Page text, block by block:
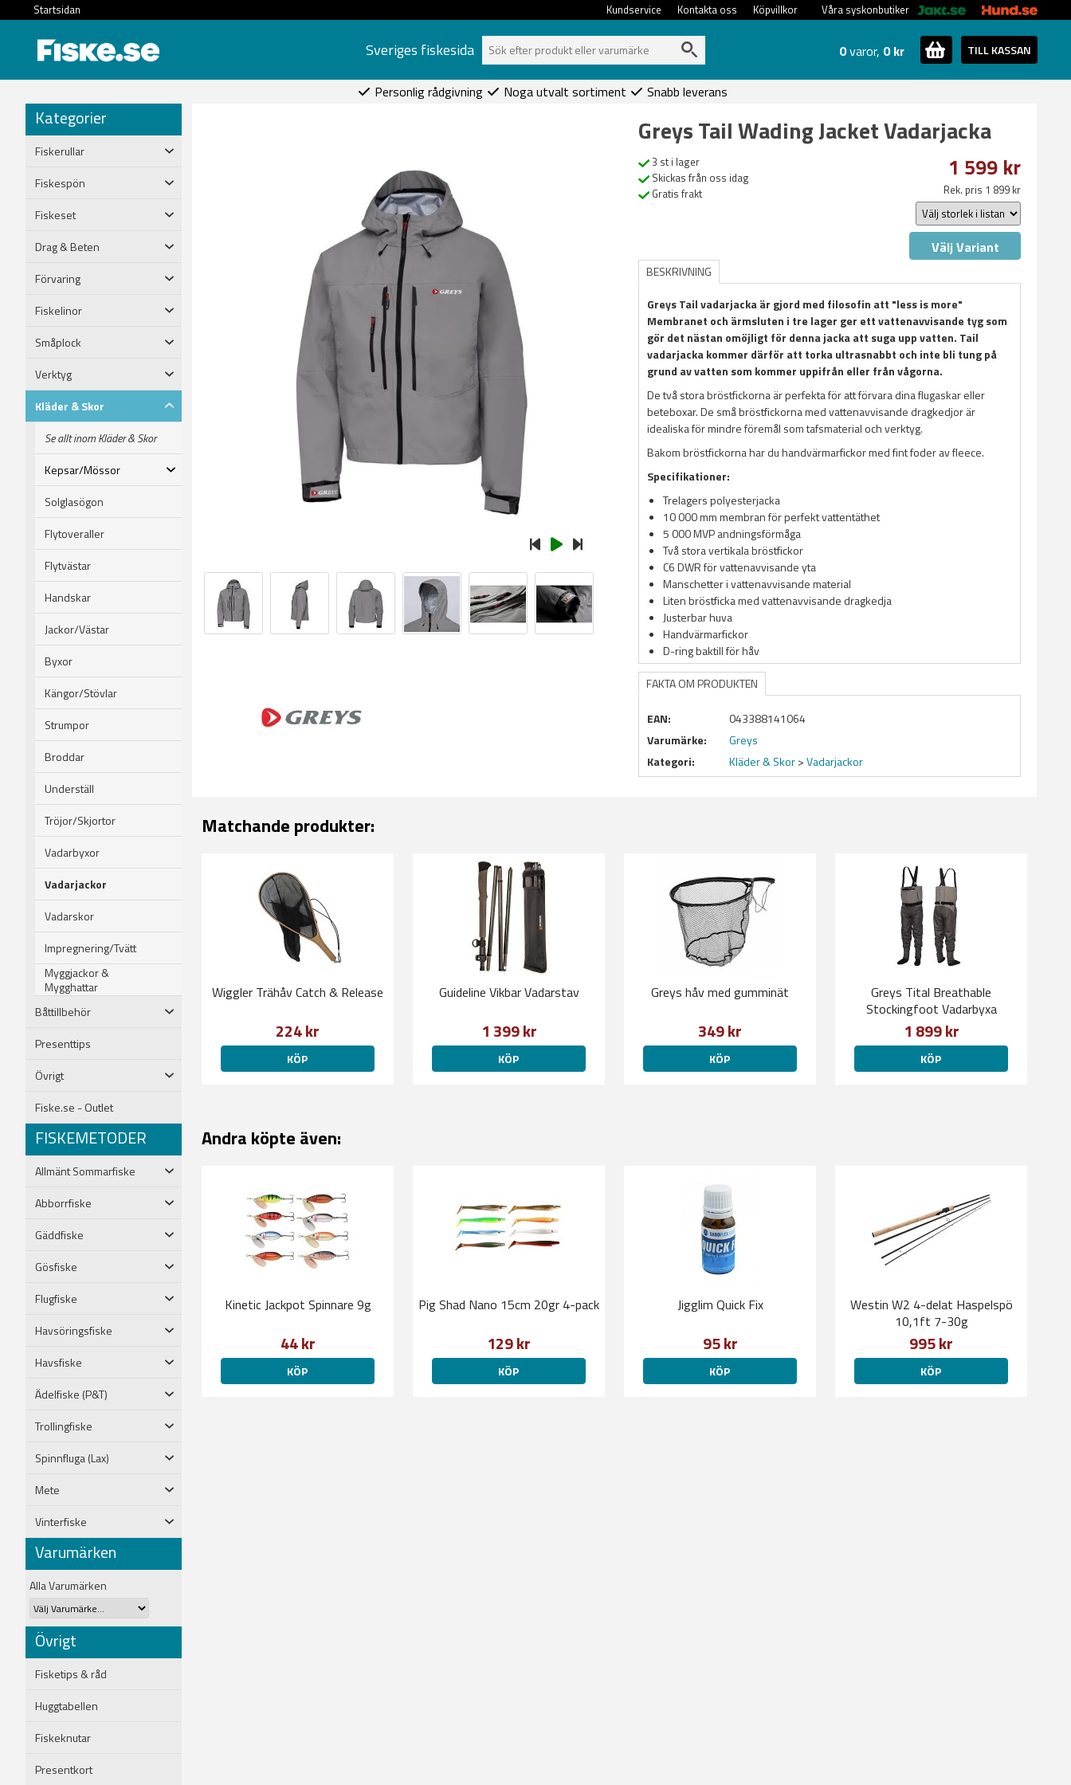
Startsidan Våra syskonbutiker
Köpvillkor
Kontakta oss
Kundservice
Sveriges fiskesida 0varor, 0 kr TILL KASSAN
Personlig rådgivning Noga utvalt sortiment Snabb leverans
Kategorier
Fiskerullar
Fiskespön
Fiskeset
Drag & Beten
Förvaring
Fiskelinor
Småplock
Verktyg
Kläder & Skor
Se allt inom Kläder & Skor
Kepsar/Mössor
Solglasögon
Flytoveraller
Flytvästar
Handskar
Jackor/Västar
Byxor
Kängor/Stövlar
Strumpor
Broddar
Underställ
Tröjor/Skjortor
Vadarbyxor
Vadarjackor
Vadarskor
Impregnering/Tvätt
Myggjackor &
Mygghattar
Båttillbehör
Presenttips
Övrigt
Fiske.se - Outlet
FISKEMETODER
Allmänt Sommarfiske
Abborrfiske
Gäddfiske
Gösfiske
Flugfiske
Havsöringsfiske
Havsfiske
Ädelfiske (P&T)
Trollingfiske
Spinnfluga (Lax)
Mete
Vinterfiske
Varumärken
Alla Varumärken
Övrigt
Fisketips & råd
Huggtabellen
Fiskeknutar
Presentkort
Greys Tail Wading Jacket Vadarjacka
3 st i lager
Skickas från oss idag
Gratis frakt
1 599 kr
Rek. pris 1 899 kr
Välj Variant
BESKRIVNING
Greys Tail vadarjacka är gjord med filosofin att "less is more"
Membranet och ärmsluten i tre lager ger ett vattenavvisande tyg som
gör det nästan omöjligt för denna jacka att suga upp vatten. Tail
vadarjacka kommer därför att torka ultrasnabbt och inte bli tung på
grund av vatten som kommer uppifrån eller från vågorna.
De två stora bröstfickorna är perfekta för att förvara dina flugaskar eller
beteboxar. De små bröstfickorna med vattenavvisande dragkedjor är
idealiska för mindre föremål som tafsmaterial och verktyg.
Bakom bröstfickorna har du handvärmarfickor med fint foder av fleece.
Specifikationer:
Trelagers polyesterjacka
10 000 mm membran för perfekt vattentäthet
5 000 MVP andningsförmåga
Två stora vertikala bröstfickor
C6 DWR för vattenavvisande yta
Manschetter i vattenavvisande material
Liten bröstficka med vattenavvisande dragkedja
Justerbar huva
Handvärmarfickor
D-ring baktill för håv
FAKTA OM PRODUKTEN
EAN:
043388141064
Varumärke:
Greys
Kategori:
Kläder & Skor>Vadarjackor
Matchande produkter:
Wiggler Trähåv Catch & Release
224 kr
KÖP
Guideline Vikbar Vadarstav
1 399 kr
KÖP
Greys håv med gumminät
349 kr
KÖP
Greys Tital Breathable
Stockingfoot Vadarbyxa
1 899 kr
KÖP
Andra köpte även:
Kinetic Jackpot Spinnare 9g
44 kr
KÖP
Pig Shad Nano 15cm 20gr 4-pack
129 kr
KÖP
Jigglim Quick Fix
95 kr
KÖP
Westin W2 4-delat Haspelspö
10,1ft 7-30g
995 kr
KÖP